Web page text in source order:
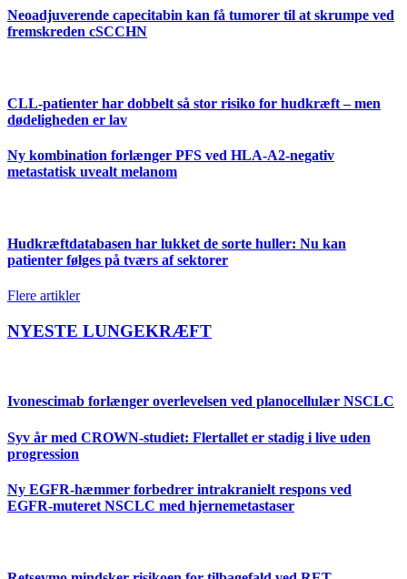
Neoadjuverende capecitabin kan få tumorer til at skrumpe ved
fremskreden cSCCHN
CLL-patienter har dobbelt så stor risiko for hudkræft – men
dødeligheden er lav
Ny kombination forlænger PFS ved HLA-A2-negativ
metastatisk uvealt melanom
Hudkræftdatabasen har lukket de sorte huller: Nu kan
patienter følges på tværs af sektorer
Flere artikler
NYESTE LUNGEKRÆFT
Ivonescimab forlænger overlevelsen ved planocellulær NSCLC
Syv år med CROWN-studiet: Flertallet er stadig i live uden
progression
Ny EGFR-hæmmer forbedrer intrakranielt respons ved
EGFR-muteret NSCLC med hjernemetastaser